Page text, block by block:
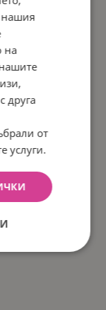
оптимизира
по отношение
нашия
на
друга
от
услуги.